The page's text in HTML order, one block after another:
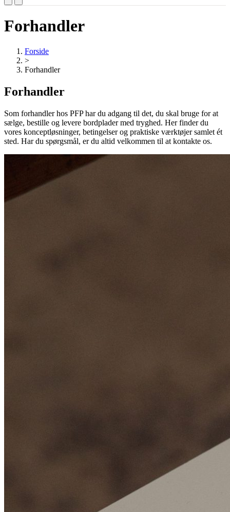
Forhandler
Forside
>
Forhandler
Forhandler
Som forhandler hos PFP har du adgang til det, du skal bruge for at
sælge, bestille og levere bordplader med tryghed. Her finder du
vores konceptløsninger, betingelser og praktiske værktøjer samlet ét
sted. Har du spørgsmål, er du altid velkommen til at kontakte os.